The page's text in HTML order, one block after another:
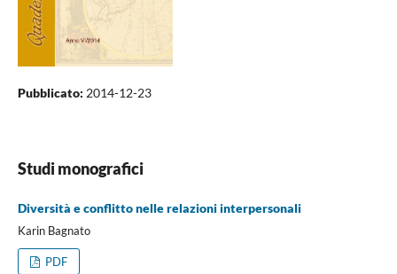
Pubblicato: 2014-12-23
Studi monografici
Diversità e conflitto nelle relazioni interpersonali
Karin Bagnato
PDF